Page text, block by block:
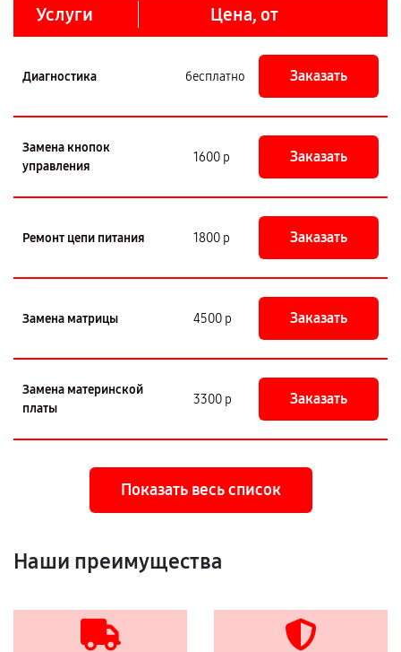
Услуги Цена, от
Диагностика бесплатно Заказать
Замена кнопок
управления
1600 р Заказать
Ремонт цепи питания 1800 р Заказать
Замена матрицы 4500 р Заказать
Замена материнской
платы
3300 р Заказать
Показать весь список
Наши преимущества